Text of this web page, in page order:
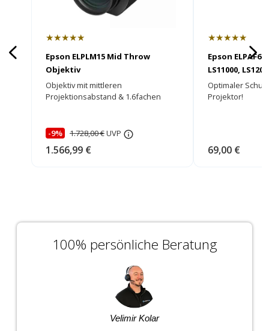
★★★★★
Epson ELPLM15 Mid Throw
Objektiv
Objektiv mit mittleren
Projektionsabstand & 1.6fachen
-9% 1.728,00 €UVP
1.566,99 €
★★★★★
Epson
LS11000,
Optimaler
Projektor!
69,00 €
100% persönliche Beratung
Velimir Kolar